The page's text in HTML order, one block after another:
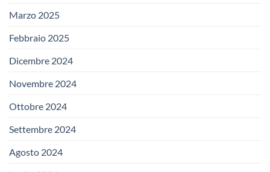
Marzo 2025
Febbraio 2025
Dicembre 2024
Novembre 2024
Ottobre 2024
Settembre 2024
Agosto 2024